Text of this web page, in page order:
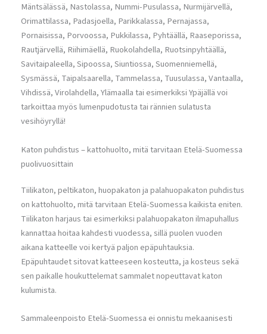
Mäntsälässä, Nastolassa, Nummi-Pusulassa, Nurmijärvellä,
Orimattilassa, Padasjoella, Parikkalassa, Pernajassa,
Pornaisissa, Porvoossa, Pukkilassa, Pyhtäällä, Raaseporissa,
Rautjärvellä, Riihimäellä, Ruokolahdella, Ruotsinpyhtäällä,
Savitaipaleella, Sipoossa, Siuntiossa, Suomenniemellä,
Sysmässä, Taipalsaarella, Tammelassa, Tuusulassa, Vantaalla,
Vihdissä, Virolahdella, Ylämaalla tai esimerkiksi Ypäjällä voi
tarkoittaa myös lumenpudotusta tai rännien sulatusta
vesihöyryllä!
Katon puhdistus – kattohuolto, mitä tarvitaan Etelä-Suomessa
puolivuosittain
Tiilikaton, peltikaton, huopakaton ja palahuopakaton puhdistus
on kattohuolto, mitä tarvitaan Etelä-Suomessa kaikista eniten.
Tiilikaton harjaus tai esimerkiksi palahuopakaton ilmapuhallus
kannattaa hoitaa kahdesti vuodessa, sillä puolen vuoden
aikana katteelle voi kertyä paljon epäpuhtauksia.
Epäpuhtaudet sitovat katteeseen kosteutta, ja kosteus sekä
sen paikalle houkuttelemat sammalet nopeuttavat katon
kulumista.
Sammaleenpoisto Etelä-Suomessa ei onnistu mekaanisesti